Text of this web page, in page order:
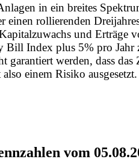
in ein breites
einen rollierenden
und Erträge
Bill Index plus 5% pro Jahr
garantiert werden, dass das
einem Risiko ausgesetzt.
vom